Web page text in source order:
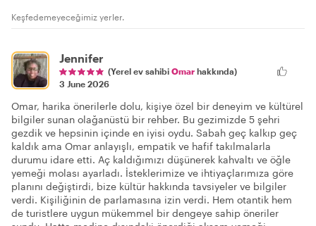
Keşfedemeyeceğimiz yerler.
Jennifer
(Yerel ev sahibi Omar hakkında)
3 June 2026
Omar, harika önerilerle dolu, kişiye özel bir deneyim ve kültürel
bilgiler sunan olağanüstü bir rehber. Bu gezimizde 5 şehri
gezdik ve hepsinin içinde en iyisi oydu. Sabah geç kalkıp geç
kaldık ama Omar anlayışlı, empatik ve hafif takılmalarla
durumu idare etti. Aç kaldığımızı düşünerek kahvaltı ve öğle
yemeği molası ayarladı. İsteklerimize ve ihtiyaçlarımıza göre
planını değiştirdi, bize kültür hakkında tavsiyeler ve bilgiler
verdi. Kişiliğinin de parlamasına izin verdi. Hem otantik hem
de turistlere uygun mükemmel bir dengeye sahip öneriler